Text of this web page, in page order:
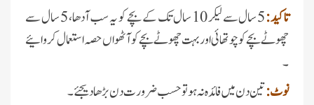
تاکید :
5 سال سے لیکر 10 سال تک کے بچے کو یہ سب آدھا، 5 سال سے
چھوٹے بچے کو چوتھائی اور بہت چھوٹے بچے کو آٹھواں حصہ استعمال کروائیے
۔
نوٹ :تین دن میں فائدہ نہ ہو تو حسب ضرورت دن بڑھا دیجئے۔